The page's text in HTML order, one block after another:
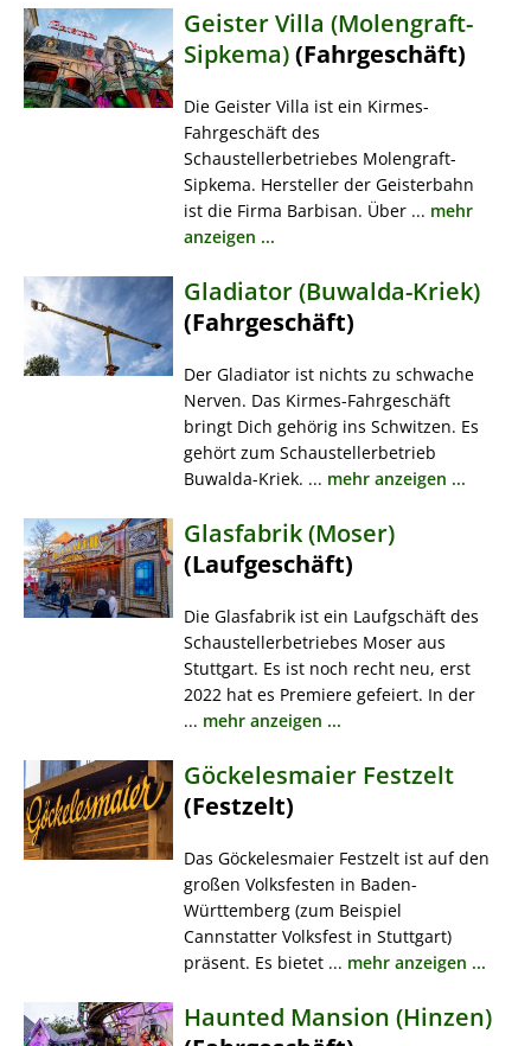
Geister Villa (Molengraft-
Sipkema)(Fahrgeschäft)
Die Geister Villa ist ein Kirmes-
Fahrgeschäft des
Schaustellerbetriebes Molengraft-
Sipkema. Hersteller der Geisterbahn
ist die Firma Barbisan. Über ... mehr
anzeigen ...
Gladiator (Buwalda-Kriek)
(Fahrgeschäft)
Der Gladiator ist nichts zu schwache
Nerven. Das Kirmes-Fahrgeschäft
bringt Dich gehörig ins Schwitzen. Es
gehört zum Schaustellerbetrieb
Buwalda-Kriek. ... mehr anzeigen ...
Glasfabrik (Moser)
(Laufgeschäft)
Die Glasfabrik ist ein Laufgschäft des
Schaustellerbetriebes Moser aus
Stuttgart. Es ist noch recht neu, erst
2022 hat es Premiere gefeiert. In der
... mehr anzeigen ...
Göckelesmaier Festzelt
(Festzelt)
Das Göckelesmaier Festzelt ist auf den
großen Volksfesten in Baden-
Württemberg (zum Beispiel
Cannstatter Volksfest in Stuttgart)
präsent. Es bietet ... mehr anzeigen ...
Haunted Mansion (Hinzen)